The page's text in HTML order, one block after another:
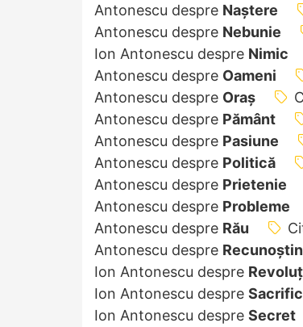
Antonescu despre Naștere
Antonescu despre Nebunie
Ion Antonescu despre Nimic
Antonescu despre Oameni
Antonescu despre Oraș
Antonescu despre Pământ
Antonescu despre Pasiune
Antonescu despre Politică
Antonescu despre Prietenie
Antonescu despre Probleme
Antonescu despre Rău
Antonescu despre
Ion Antonescu despre
Ion Antonescu despre
Ion Antonescu despre Secret